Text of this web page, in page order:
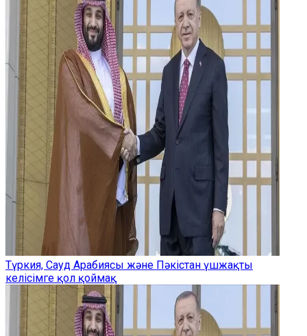
Түркия, Сауд Арабиясы және Пәкістан үшжақты
келісімге қол қоймақ